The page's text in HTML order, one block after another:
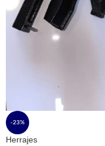
-23%
Herrajes